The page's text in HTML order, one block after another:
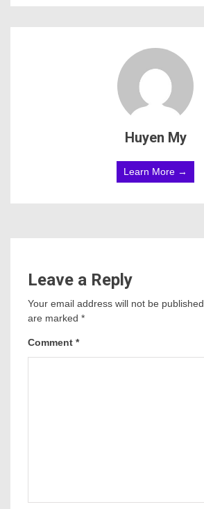
Huyen My
Learn More →
Leave a Reply
Your email address will not be published.
are marked *
Comment *